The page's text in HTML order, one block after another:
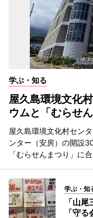
学ぶ・知る
屋久島環境文化
ウムと「むらせん
屋久島環境文化村セン
ンター（安房）の開設
「むらせんまつり」に
学ぶ・知
「山
「守